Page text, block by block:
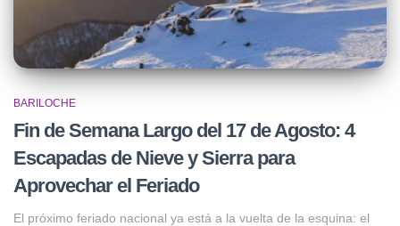
BARILOCHE
Fin de Semana Largo del 17 de Agosto: 4
Escapadas de Nieve y Sierra para
Aprovechar el Feriado
El próximo feriado nacional ya está a la vuelta de la esquina: el